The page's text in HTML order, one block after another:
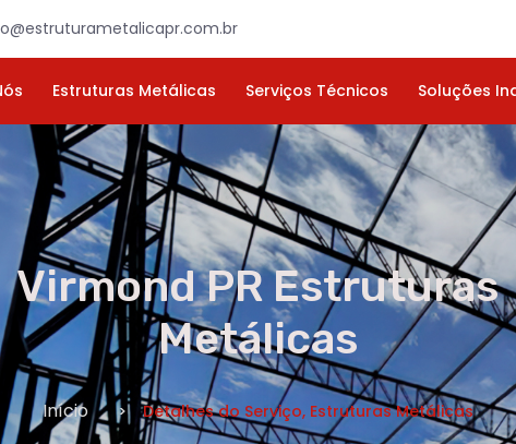
×
ORÇAMENTO
NOME *
E-MAIL *